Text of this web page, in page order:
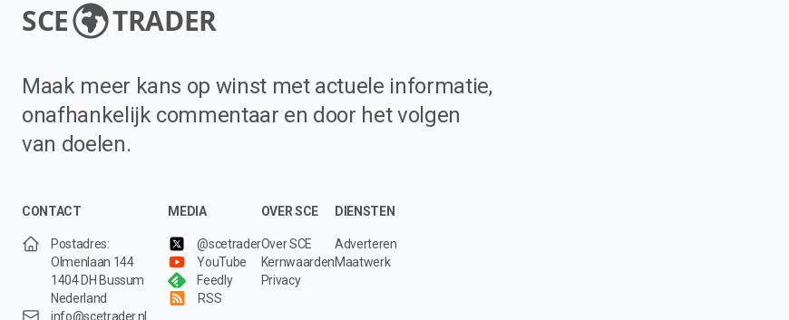
SCE TRADER
Maak meer kans op winst met actuele informatie,
onafhankelijk commentaar en door het volgen
van doelen.
CONTACT
Postadres:
Olmenlaan 144
1404 DH Bussum
Nederland
info@scetrader.nl
MEDIA
@scetrader
YouTube
Feedly
RSS
OVER SCE
Over SCE
Kernwaarden
Privacy
DIENSTEN
Adverteren
Maatwerk